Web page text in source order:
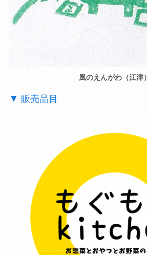
風のえんがわ（江津）
▼ 販売品目